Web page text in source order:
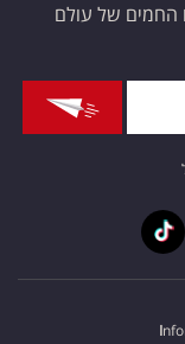
החמים של עולם
I